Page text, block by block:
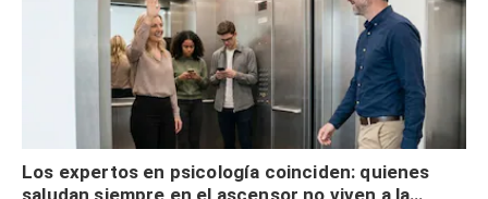
Los expertos en psicología coinciden: quienes
saludan siempre en el ascensor no viven a la